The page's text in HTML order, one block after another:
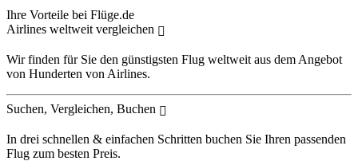
Ihre Vorteile bei Flüge.de
Airlines weltweit vergleichen
Wir finden für Sie den günstigsten Flug weltweit aus dem Angebot
von Hunderten von Airlines.
Suchen, Vergleichen, Buchen
In drei schnellen & einfachen Schritten buchen Sie Ihren passenden
Flug zum besten Preis.